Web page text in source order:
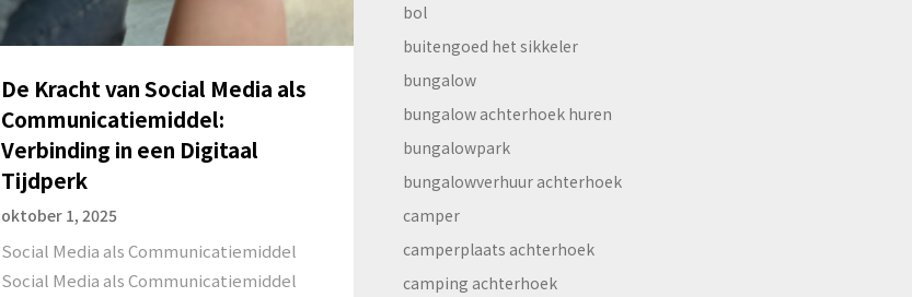
De Kracht van Social Media als
Communicatiemiddel:
Verbinding in een Digitaal
Tijdperk
oktober 1, 2025
Social Media als Communicatiemiddel
Social Media als Communicatiemiddel
bol
buitengoed het sikkeler
bungalow
bungalow achterhoek huren
bungalowpark
bungalowverhuur achterhoek
camper
camperplaats achterhoek
camping achterhoek